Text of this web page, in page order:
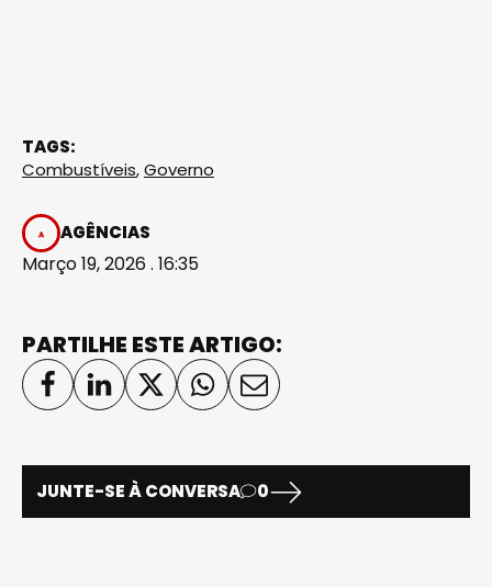
TAGS:
Combustíveis,Governo
AGÊNCIAS
Março 19, 2026 . 16:35
PARTILHE ESTE ARTIGO:
JUNTE-SE À CONVERSA 0